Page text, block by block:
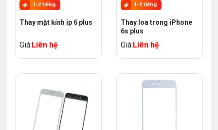
1-2 tiếng
Thay mặt kính ip 6 plus
Giá:Liên hệ
1-2 tiếng
Thay loa trong iPhone
6s plus
Giá:Liên hệ